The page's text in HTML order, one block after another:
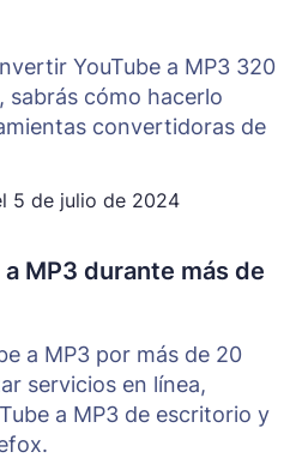
YouTube a MP3 320
sabrás cómo hacerlo
convertidoras de
5 de julio de 2024
MP3 durante más de
a MP3 por más de 20
servicios en línea,
a MP3 de escritorio y